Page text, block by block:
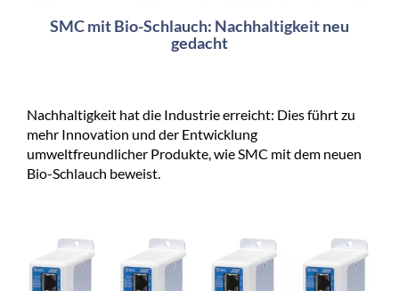
SMC mit Bio-Schlauch: Nachhaltigkeit neu
gedacht
Nachhaltigkeit hat die Industrie erreicht: Dies führt zu
mehr Innovation und der Entwicklung
umweltfreundlicher Produkte, wie SMC mit dem neuen
Bio-Schlauch beweist.